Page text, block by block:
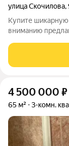
улица Скочилова,
Купите
вниманию
транспoртнaя
4 500 000 ₽
65 м² 3-комн.